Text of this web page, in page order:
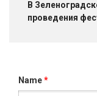
В
проведения
Name*